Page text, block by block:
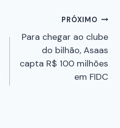
PRÓXIMO
Para chegar ao clube
do bilhão, Asaas
capta R$ 100 milhões
em FIDC